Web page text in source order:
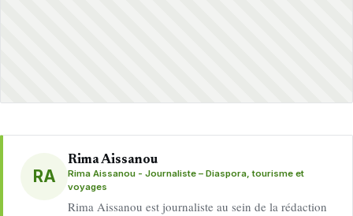
RA
Rima Aissanou
Rima Aissanou - Journaliste – Diaspora, tourisme et
voyages
Rima Aissanou est journaliste au sein de la rédaction